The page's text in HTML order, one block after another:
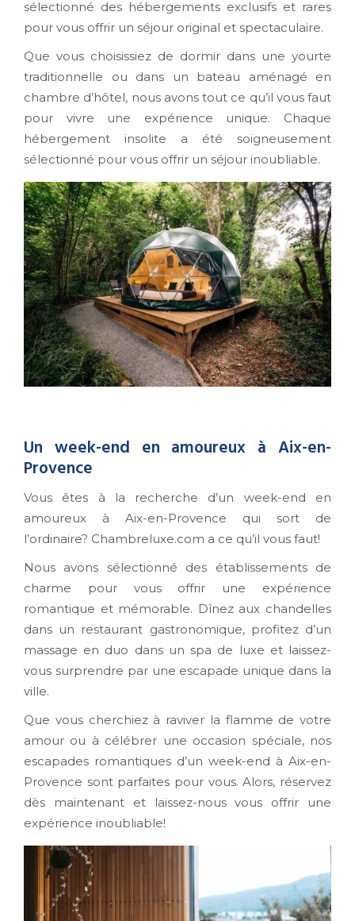
sélectionné des hébergements exclusifs et rares
pour vous offrir un séjour original et spectaculaire.
Que vous choisissiez de dormir dans une yourte
traditionnelle ou dans un bateau aménagé en
chambre d’hôtel, nous avons tout ce qu’il vous faut
pour vivre une expérience unique. Chaque
hébergement insolite a été soigneusement
sélectionné pour vous offrir un séjour inoubliable.
Un week-end en amoureux à Aix-en-
Provence
Vous êtes à la recherche d’un week-end en
amoureux à Aix-en-Provence qui sort de
l’ordinaire? Chambreluxe.com a ce qu’il vous faut!
Nous avons sélectionné des établissements de
charme pour vous offrir une expérience
romantique et mémorable. Dînez aux chandelles
dans un restaurant gastronomique, profitez d’un
massage en duo dans un spa de luxe et laissez-
vous surprendre par une escapade unique dans la
ville.
Que vous cherchiez à raviver la flamme de votre
amour ou à célébrer une occasion spéciale, nos
escapades romantiques d’un week-end à Aix-en-
Provence sont parfaites pour vous. Alors, réservez
dès maintenant et laissez-nous vous offrir une
expérience inoubliable!